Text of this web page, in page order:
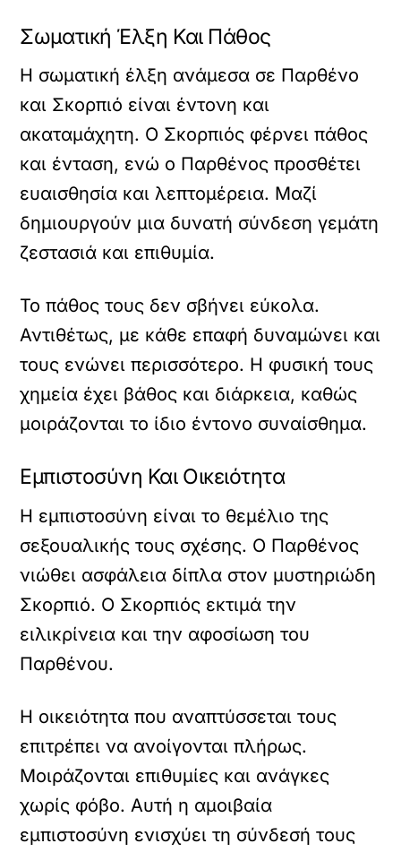
Σωματική Έλξη Και Πάθος
Η σωματική έλξη ανάμεσα σε Παρθένο
και Σκορπιό είναι έντονη και
ακαταμάχητη. Ο Σκορπιός φέρνει πάθος
και ένταση, ενώ ο Παρθένος προσθέτει
ευαισθησία και λεπτομέρεια. Μαζί
δημιουργούν μια δυνατή σύνδεση γεμάτη
ζεστασιά και επιθυμία.
Το πάθος τους δεν σβήνει εύκολα.
Αντιθέτως, με κάθε επαφή δυναμώνει και
τους ενώνει περισσότερο. Η φυσική τους
χημεία έχει βάθος και διάρκεια, καθώς
μοιράζονται το ίδιο έντονο συναίσθημα.
Εμπιστοσύνη Και Οικειότητα
Η εμπιστοσύνη είναι το θεμέλιο της
σεξουαλικής τους σχέσης. Ο Παρθένος
νιώθει ασφάλεια δίπλα στον μυστηριώδη
Σκορπιό. Ο Σκορπιός εκτιμά την
ειλικρίνεια και την αφοσίωση του
Παρθένου.
Η οικειότητα που αναπτύσσεται τους
επιτρέπει να ανοίγονται πλήρως.
Μοιράζονται επιθυμίες και ανάγκες
χωρίς φόβο. Αυτή η αμοιβαία
εμπιστοσύνη ενισχύει τη σύνδεσή τους